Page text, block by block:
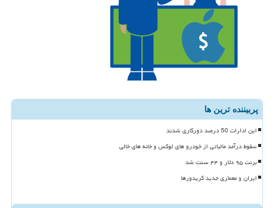
پربیننده ترین ها
این ادارات 50 درصد دورکاری شدند
سقوط درآمد مالیاتی از خودرو های لوکس و خانه های خالی
برنت ۹۵ دلار و ۴۴ سنت شد
ایران و معماری جدید کریدورها